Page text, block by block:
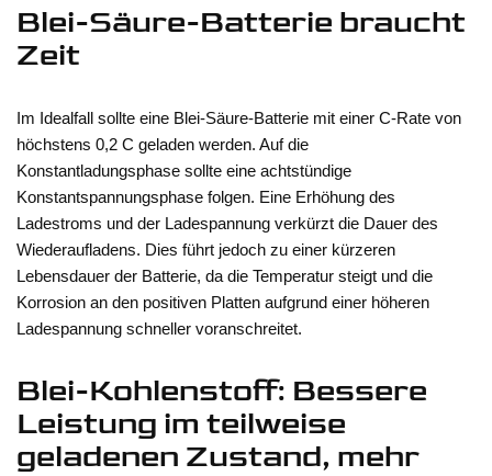
Blei-Säure-Batterie braucht
Zeit
Im Idealfall sollte eine Blei-Säure-Batterie mit einer C-Rate von
höchstens 0,2 C geladen werden. Auf die
Konstantladungsphase sollte eine achtstündige
Konstantspannungsphase folgen. Eine Erhöhung des
Ladestroms und der Ladespannung verkürzt die Dauer des
Wiederaufladens. Dies führt jedoch zu einer kürzeren
Lebensdauer der Batterie, da die Temperatur steigt und die
Korrosion an den positiven Platten aufgrund einer höheren
Ladespannung schneller voranschreitet.
Blei-Kohlenstoff: Bessere
Leistung im teilweise
geladenen Zustand, mehr